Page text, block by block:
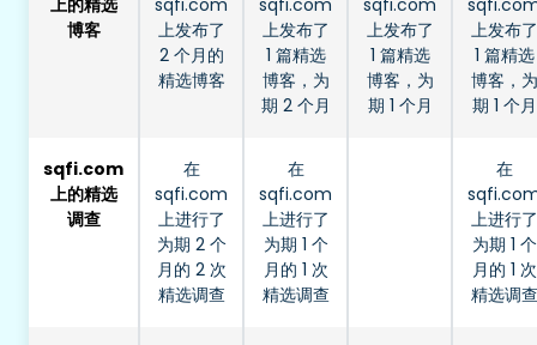
上的精选
博客
sqfi.com
上发布了
2 个月的
精选博客
sqfi.com
上发布了
1 篇精选
博客，为
期 2 个月
sqfi.com
上发布了
1 篇精选
博客，为
期 1 个月
上发布了
1 篇精选
博客，为
期 1 个月
sqfi.com
上的精选
调查
在
sqfi.com
上进行了
为期 2 个
月的 2 次
精选调查
在
sqfi.com
上进行了
为期 1 个
月的 1 次
精选调查
在
上进行了
为期 1 个
月的 1 次
精选调查